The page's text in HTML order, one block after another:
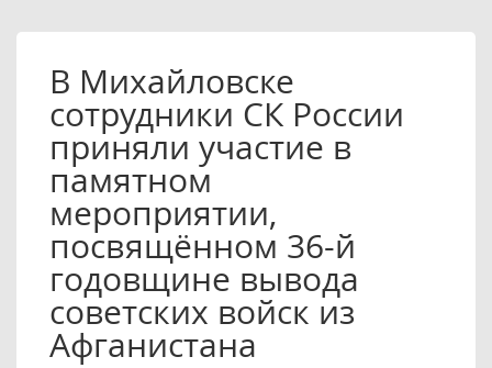
В Михайловске
сотрудники СК России
приняли участие в
памятном
мероприятии,
посвящённом 36-й
годовщине вывода
советских войск из
Афганистана